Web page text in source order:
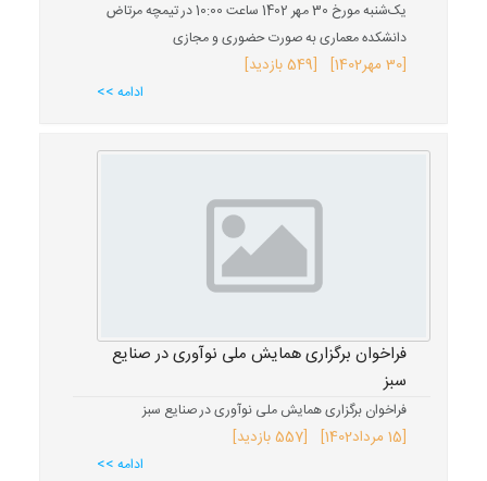
یک‌شنبه مورخ 30 مهر 1402 ساعت 10:00 در تیمچه مرتاض
دانشکده معماری به صورت حضوری و مجازی
[30 مهر 1402] [549 بازدید]
ادامه >>
فراخوان برگزاری همایش ملی نوآوری در صنایع
سبز
فراخوان برگزاری همایش ملی نوآوری در صنایع سبز
[15 مرداد 1402] [557 بازدید]
ادامه >>